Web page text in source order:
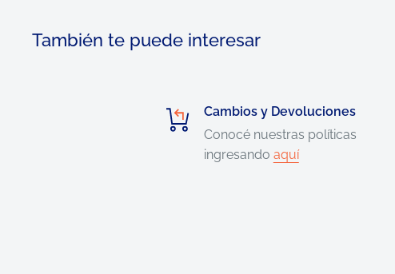
También te puede interesar
Cambios y Devoluciones
Conocé nuestras políticas
ingresando aquí